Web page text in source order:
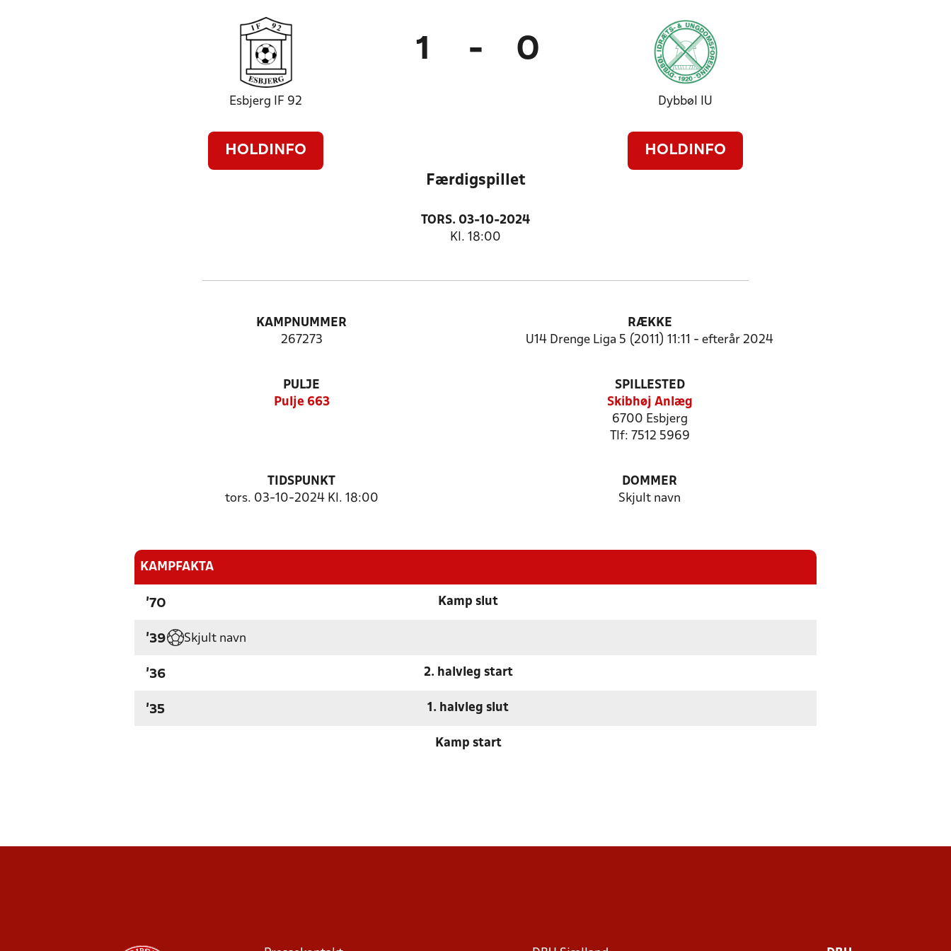
Esbjerg IF 92
HOLDINFO
1 - 0
Dybbøl IU
HOLDINFO
Færdigspillet
TORS. 03-10-2024
Kl. 18:00
KAMPNUMMER
267273
RÆKKE
U14 Drenge Liga 5 (2011) 11:11 - efterår 2024
PULJE
Pulje 663
SPILLESTED
Skibhøj Anlæg
6700 Esbjerg
Tlf: 7512 5969
TIDSPUNKT
tors. 03-10-2024 Kl. 18:00
DOMMER
Skjult navn
KAMPFAKTA
'70 Kamp slut
'39 Skjult navn
'36 2. halvleg start
'35 1. halvleg slut
Kamp start